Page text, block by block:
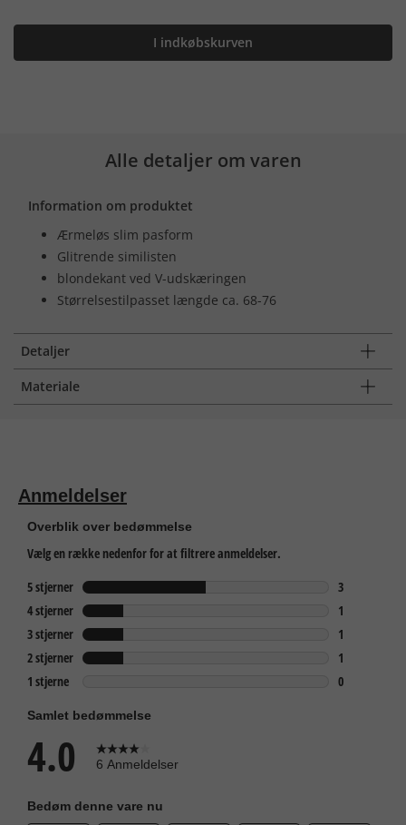
I indkøbskurven
Alle detaljer om varen
Information om produktet
Ærmeløs slim pasform
Glitrende similisten
blondekant ved V-udskæringen
Størrelsestilpasset længde ca. 68-76
Detaljer
Materiale